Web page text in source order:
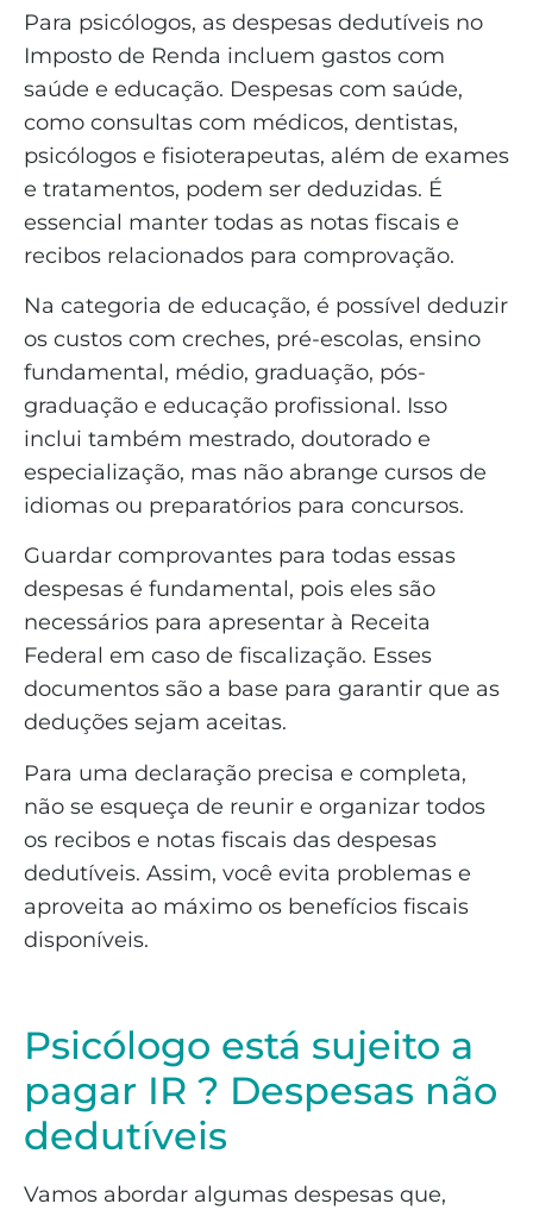
Para psicólogos, as despesas dedutíveis no
Imposto de Renda incluem gastos com
saúde e educação. Despesas com saúde,
como consultas com médicos, dentistas,
psicólogos e fisioterapeutas, além de exames
e tratamentos, podem ser deduzidas. É
essencial manter todas as notas fiscais e
recibos relacionados para comprovação.
Na categoria de educação, é possível deduzir
os custos com creches, pré-escolas, ensino
fundamental, médio, graduação, pós-
graduação e educação profissional. Isso
inclui também mestrado, doutorado e
especialização, mas não abrange cursos de
idiomas ou preparatórios para concursos.
Guardar comprovantes para todas essas
despesas é fundamental, pois eles são
necessários para apresentar à Receita
Federal em caso de fiscalização. Esses
documentos são a base para garantir que as
deduções sejam aceitas.
Para uma declaração precisa e completa,
não se esqueça de reunir e organizar todos
os recibos e notas fiscais das despesas
dedutíveis. Assim, você evita problemas e
aproveita ao máximo os benefícios fiscais
disponíveis.
Psicólogo está sujeito a
pagar IR ? Despesas não
dedutíveis
Vamos abordar algumas despesas que,